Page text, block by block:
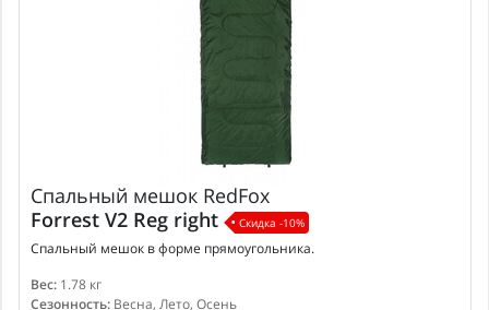
Спальный мешок RedFox
Forrest V2 Reg right
Скидка -10%
Спальный мешок в форме прямоугольника.
Вес: 1.78 кг
Сезонность: Весна, Лето, Осень